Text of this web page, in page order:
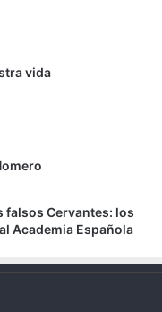
vida
falsos Cervantes: los
Academia Española